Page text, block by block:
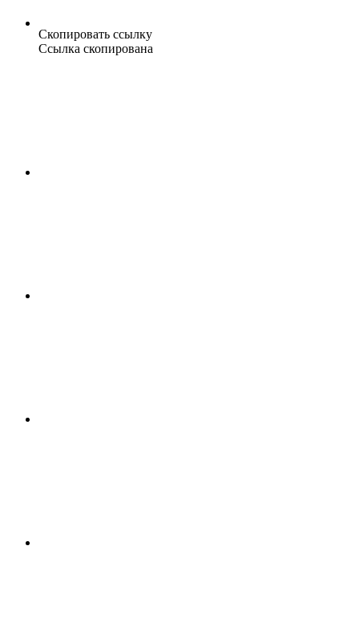
Скопировать ссылку
Ссылка скопирована